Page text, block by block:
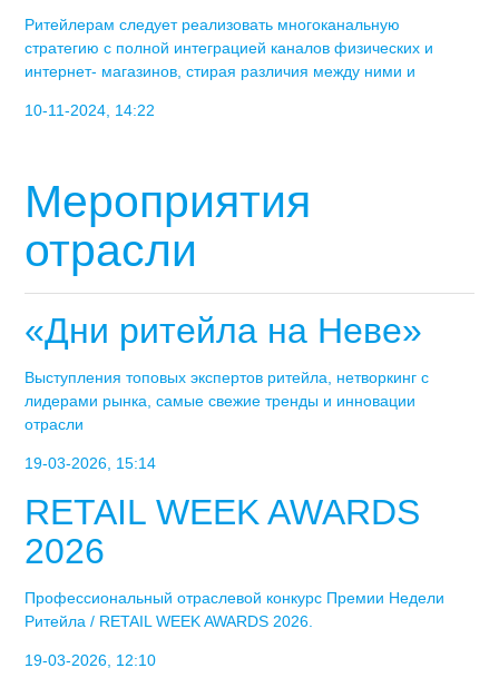
Ритейлерам следует реализовать многоканальную
стратегию с полной интеграцией каналов физических и
интернет- магазинов, стирая различия между ними и
10-11-2024, 14:22
Мероприятия
отрасли
«Дни ритейла на Неве»
Выступления топовых экспертов ритейла, нетворкинг с
лидерами рынка, самые свежие тренды и инновации
отрасли
19-03-2026, 15:14
RETAIL WEEK AWARDS
2026
Профессиональный отраслевой конкурс Премии Недели
Ритейла / RETAIL WEEK AWARDS 2026.
19-03-2026, 12:10